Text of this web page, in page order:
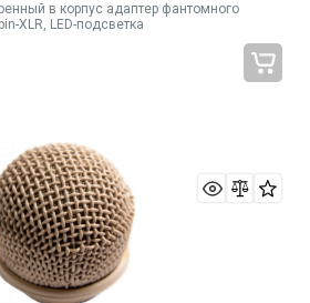
в корпус адаптер фантомного
XLR, LED-подсветка